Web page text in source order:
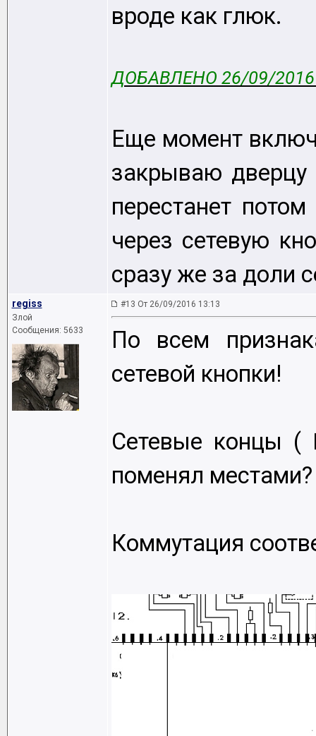
вроде как глюк.
ДОБАВЛЕНО 26/09/2016
Еще момент
закрываю дверцу
перестанет
через сетевую
сразу же за доли
regiss
Злой
Сообщения: 5633
#13 От 26/09/2016 13:13
По всем
сетевой кнопки!
Сетевые концы
поменял местами?
Коммутация